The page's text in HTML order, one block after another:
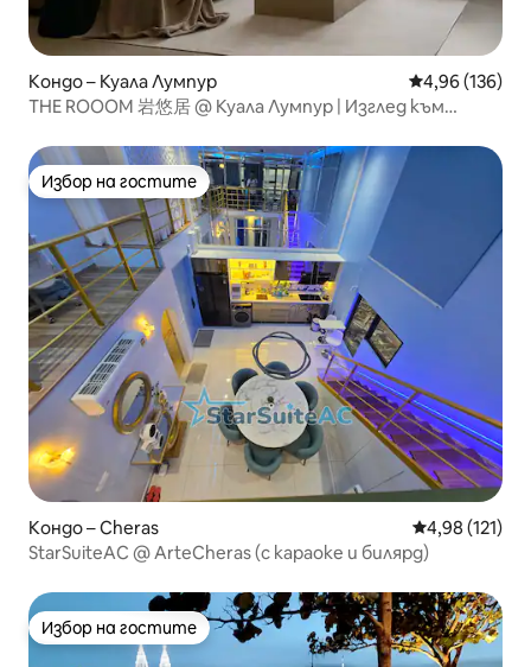
Кондо – Куала Лумпур Средна
4,96 (136)
THE ROOOM 岩悠居 @ Куала Лумпур | Изглед към
Избор на гостите
Избор на гостите
Кондо – Cheras Средна
4,98 (121)
StarSuiteAC @ ArteCheras (с караоке и билярд)
Избор на гостите
Избор на гостите